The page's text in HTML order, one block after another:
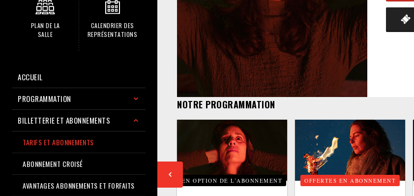
PLAN DE LA
SALLE
CALENDRIER DES
REPRÉSENTATIONS
ACCUEIL
PROGRAMMATION
BILLETTERIE ET ABONNEMENTS
TARIFS ET ABONNEMENTS
ABONNEMENT CROISÉ
AVANTAGES ABONNEMENTS ET FORFAITS
NOTRE PROGRAMMATION
EN OPTION DE L’ABONNEMENT OFFERTES EN ABONNEMENT